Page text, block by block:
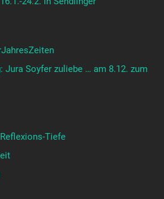
Jura Soyfer zuliebe … am 8.12. zum
Tiefe